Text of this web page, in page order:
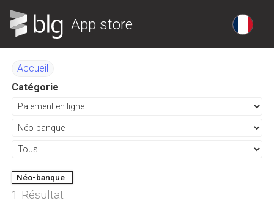
App store
Accueil
Catégorie
Néo-banque
1 Résultat